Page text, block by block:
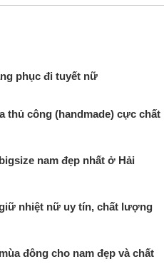
phục đi tuyết nữ
thủ công (handmade) cực chất
nam đẹp nhất ở Hải
nhiệt nữ uy tín, chất lượng
đông cho nam đẹp và chất